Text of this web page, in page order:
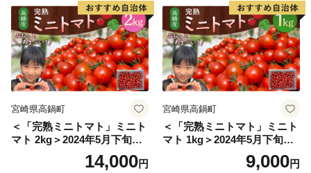
宮崎県高鍋町
＜「完熟ミニトマト」ミニト
マト 2kg＞2024年5月下旬迄
に順次出荷 野菜ソムリエサ
ミット アルル・リリカ共に
14,000円
宮崎県高鍋町
＜「完熟ミニトマト」ミニト
マト 1kg＞2024年5月下旬迄
に順次出荷 野菜ソムリエサ
ミット アルル・リリカ共に
9,000円